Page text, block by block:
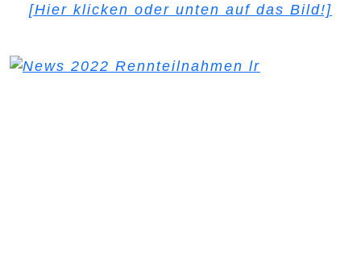
[Hier klicken oder unten auf das Bild!]